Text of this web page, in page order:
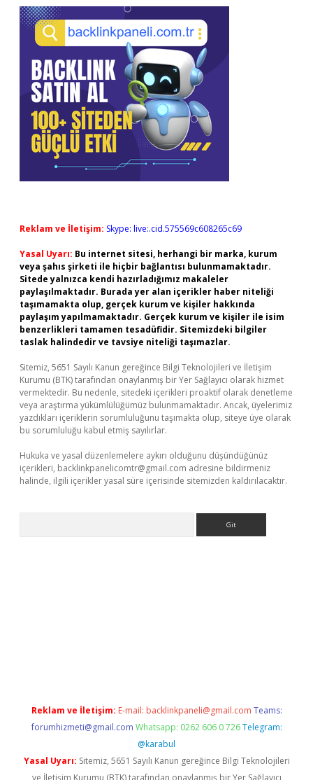
Reklam ve İletişim: Skype: live:.cid.575569c608265c69
Yasal Uyarı: Bu internet sitesi, herhangi bir marka, kurum
veya şahıs şirketi ile hiçbir bağlantısı bulunmamaktadır.
Sitede yalnızca kendi hazırladığımız makaleler
paylaşılmaktadır. Burada yer alan içerikler haber niteliği
taşımamakta olup, gerçek kurum ve kişiler hakkında
paylaşım yapılmamaktadır. Gerçek kurum ve kişiler ile isim
benzerlikleri tamamen tesadüfidir. Sitemizdeki bilgiler
taslak halindedir ve tavsiye niteliği taşımazlar.
Sitemiz, 5651 Sayılı Kanun gereğince Bilgi Teknolojileri ve İletişim
Kurumu (BTK) tarafından onaylanmış bir Yer Sağlayıcı olarak hizmet
vermektedir. Bu nedenle, sitedeki içerikleri proaktif olarak denetleme
veya araştırma yükümlülüğümüz bulunmamaktadır. Ancak, üyelerimiz
yazdıkları içeriklerin sorumluluğunu taşımakta olup, siteye üye olarak
bu sorumluluğu kabul etmiş sayılırlar.
Hukuka ve yasal düzenlemelere aykırı olduğunu düşündüğünüz
içerikleri, backlinkpanelicomtr@gmail.com adresine bildirmeniz
halinde, ilgili içerikler yasal süre içerisinde sitemizden kaldırılacaktır.
Reklam ve İletişim: E-mail: backlinkpaneli@gmail.com Teams:
forumhizmeti@gmail.com Whatsapp: 0262 606 0 726 Telegram:
@karabul
Yasal Uyarı: Sitemiz, 5651 Sayılı Kanun gereğince Bilgi Teknolojileri
ve İletişim Kurumu (BTK) tarafından onaylanmış bir Yer Sağlayıcı